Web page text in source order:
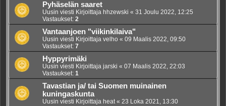
Pyhäselän saaret
Uusin viesti Kirjoittaja hhzewski « 31 Joulu 2022, 12:25
Vastaukset: 2
Vantaanjoen "viikinkilaiva"
Uusin viesti Kirjoittaja velho « 09 Maalis 2022, 09:50
Vastaukset: 7
Hyppyrimäki
Uusin viesti Kirjoittaja jarski « 07 Maalis 2022, 22:03
Vastaukset: 1
Tavastian ja/ tai Suomen muinainen
kuningaskunta
Uusin viesti Kirjoittaja heat« 23 Loka 2021, 13:30